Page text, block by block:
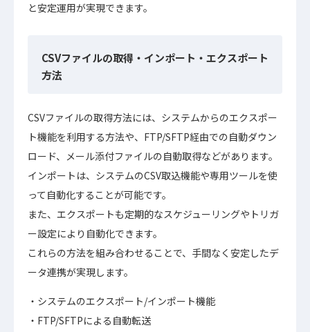
と安定運用が実現できます。
CSVファイルの取得・インポート・エクスポート
方法
CSVファイルの取得方法には、システムからのエクスポー
ト機能を利用する方法や、FTP/SFTP経由での自動ダウン
ロード、メール添付ファイルの自動取得などがあります。
インポートは、システムのCSV取込機能や専用ツールを使
って自動化することが可能です。
また、エクスポートも定期的なスケジューリングやトリガ
ー設定により自動化できます。
これらの方法を組み合わせることで、手間なく安定したデ
ータ連携が実現します。
システムのエクスポート/インポート機能
FTP/SFTPによる自動転送